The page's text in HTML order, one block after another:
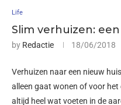
Life
Slim verhuizen:
by Redactie 18/06/2018
Verhuizen naar een nieuw
alleen gaat wonen of voor
altijd heel wat voeten in de